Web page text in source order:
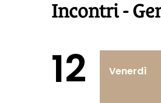
Incontri -
12 Venerdì